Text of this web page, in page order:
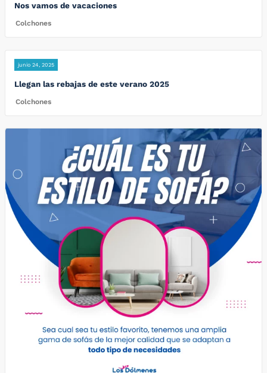
Nos vamos de vacaciones
Colchones
junio 24, 2025
Llegan las rebajas de este verano 2025
Colchones